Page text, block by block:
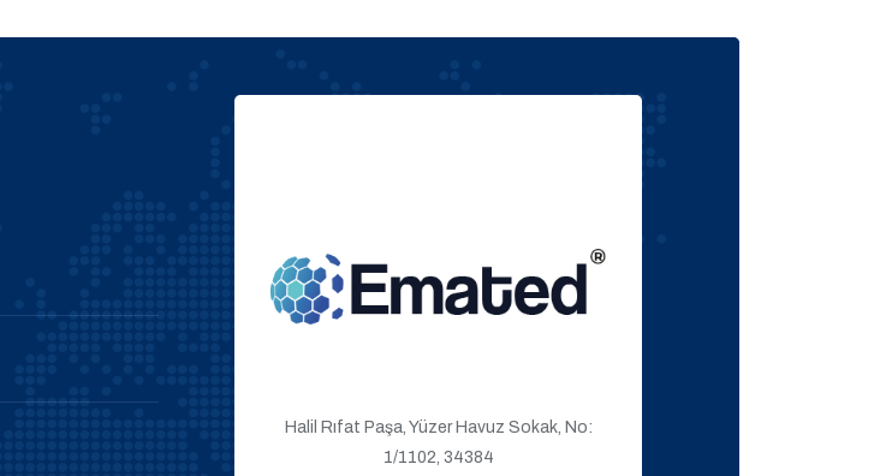
Halil Rıfat Paşa, Yüzer Havuz Sokak, No:
1/1102, 34384